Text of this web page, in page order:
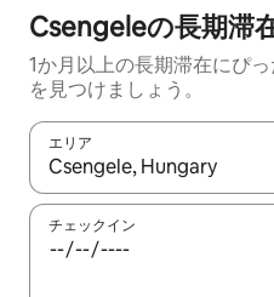
Csengeleの長期滞
1か月以上の長期滞在にぴ
を見つけましょう。
エリア
検索結果が表示されたら、
チェックイン